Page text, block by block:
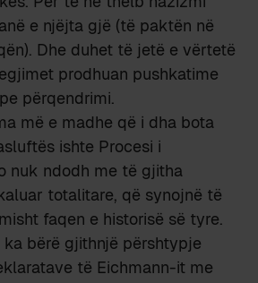
e njëjta gjë (të paktën në
Dhe duhet të jetë e vërtetë
prodhuan pushkatime
përqendrimi.
më e madhe që i dha bota
ishte Procesi i
nuk ndodh me të gjitha
totalitare, që synojnë të
faqen e historisë së tyre.
bërë gjithnjë përshtypje
të Eichmann-it me